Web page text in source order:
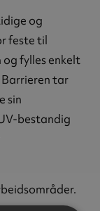
og
feste til
fylles enkelt
Barrieren tar
sin
bestandig